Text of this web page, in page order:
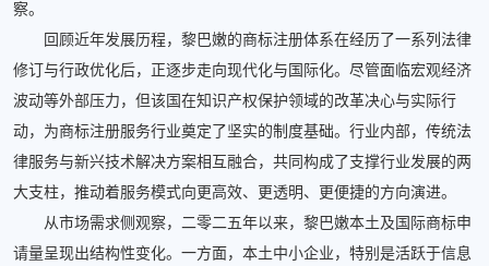
察。
回顾近年发展历程，黎巴嫩的商标注册体系在经历了一系列法律
修订与行政优化后，正逐步走向现代化与国际化。尽管面临宏观经济
波动等外部压力，但该国在知识产权保护领域的改革决心与实际行
动，为商标注册服务行业奠定了坚实的制度基础。行业内部，传统法
律服务与新兴技术解决方案相互融合，共同构成了支撑行业发展的两
大支柱，推动着服务模式向更高效、更透明、更便捷的方向演进。
从市场需求侧观察，二零二五年以来，黎巴嫩本土及国际商标申
请量呈现出结构性变化。一方面，本土中小企业，特别是活跃于信息